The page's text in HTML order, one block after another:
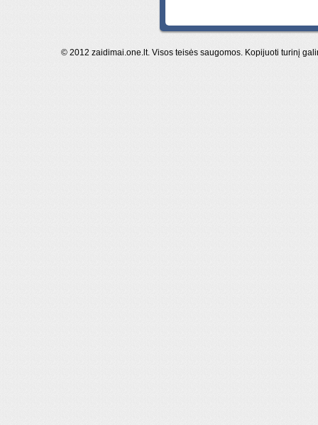
© 2012 zaidimai.one.lt. Visos teisės saugomos. Kopijuoti turinį